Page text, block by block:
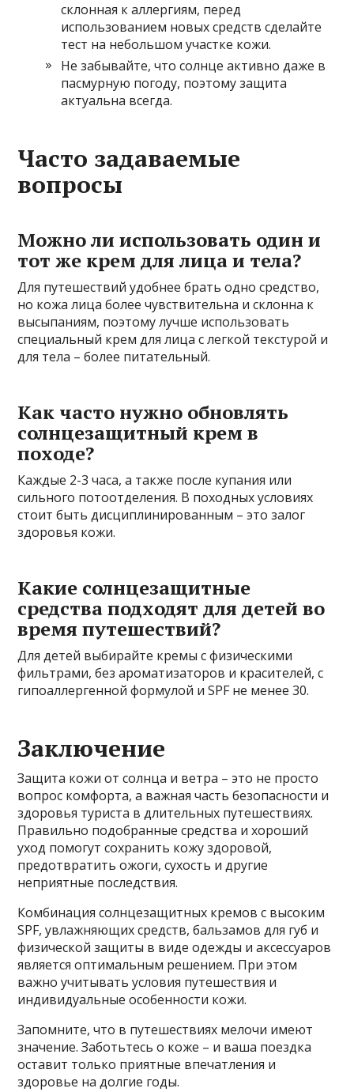
склонная к аллергиям, перед
использованием новых средств сделайте
тест на небольшом участке кожи.
Не забывайте, что солнце активно даже в
пасмурную погоду, поэтому защита
актуальна всегда.
Часто задаваемые
вопросы
Можно ли использовать один и
тот же крем для лица и тела?
Для путешествий удобнее брать одно средство,
но кожа лица более чувствительна и склонна к
высыпаниям, поэтому лучше использовать
специальный крем для лица с легкой текстурой и
для тела – более питательный.
Как часто нужно обновлять
солнцезащитный крем в
походе?
Каждые 2-3 часа, а также после купания или
сильного потоотделения. В походных условиях
стоит быть дисциплинированным – это залог
здоровья кожи.
Какие солнцезащитные
средства подходят для детей во
время путешествий?
Для детей выбирайте кремы с физическими
фильтрами, без ароматизаторов и красителей, с
гипоаллергенной формулой и SPF не менее 30.
Заключение
Защита кожи от солнца и ветра – это не просто
вопрос комфорта, а важная часть безопасности и
здоровья туриста в длительных путешествиях.
Правильно подобранные средства и хороший
уход помогут сохранить кожу здоровой,
предотвратить ожоги, сухость и другие
неприятные последствия.
Комбинация солнцезащитных кремов с высоким
SPF, увлажняющих средств, бальзамов для губ и
физической защиты в виде одежды и аксессуаров
является оптимальным решением. При этом
важно учитывать условия путешествия и
индивидуальные особенности кожи.
Запомните, что в путешествиях мелочи имеют
значение. Заботьтесь о коже – и ваша поездка
оставит только приятные впечатления и
здоровье на долгие годы.